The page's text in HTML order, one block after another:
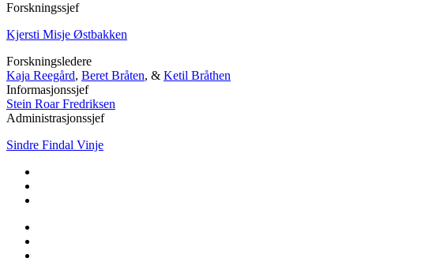
Forskningssjef
Kjersti Misje Østbakken
Forskningsledere
Kaja Reegård, Beret Bråten, & Ketil Bråthen
Informasjonssjef
Stein Roar Fredriksen
Administrasjonssjef
Sindre Findal Vinje